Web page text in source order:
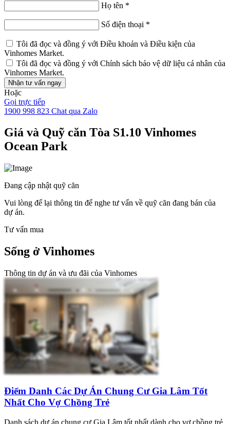
Họ tên *
Số điện thoại *
Tôi đã đọc và đồng ý với Điều khoản và Điều kiện của
Vinhomes Market.
Tôi đã đọc và đồng ý với Chính sách bảo vệ dữ liệu cá nhân của
Vinhomes Market.
Nhận tư vấn ngay
Hoặc
Gọi trực tiếp
1900 998 823 Chat qua Zalo
Giá và Quỹ căn Tòa S1.10 Vinhomes
Ocean Park
Đang cập nhật quỹ căn
Vui lòng để lại thông tin để nghe tư vấn về quỹ căn đang bán của
dự án.
Tư vấn mua
Sống ở Vinhomes
Thông tin dự án và ưu đãi của Vinhomes
Điểm Danh Các Dự Án Chung Cư Gia Lâm Tốt
Nhất Cho Vợ Chồng Trẻ
Danh sách dự án chung cư Gia Lâm tốt nhất dành cho vợ chồng trẻ